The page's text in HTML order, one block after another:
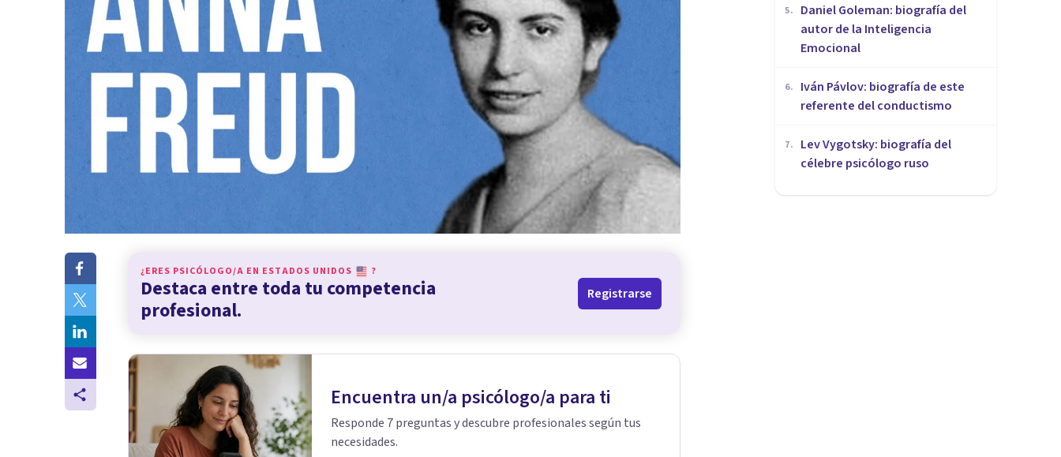
¿ERES PSICÓLOGO/A EN ESTADOS UNIDOS ?
Destaca entre toda tu competencia
profesional.
Registrarse
Encuentra un/a psicólogo/a para ti
Responde 7 preguntas y descubre profesionales según tus
necesidades.
5.
Daniel Goleman: biografía del
autor de la Inteligencia
Emocional
6.
Iván Pávlov: biografía de este
referente del conductismo
7.
Lev Vygotsky: biografía del
célebre psicólogo ruso